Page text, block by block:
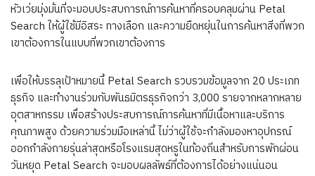
หัวเว่ยมุ่งมั่นที่จะมอบประสบการณ์การค้นหาที่ครอบคลุมผ่าน Petal
Search ให้ผู้ใช้มีอิสระ ทางเลือก และความยืดหยุ่นในการค้นหาสิ่งที่พวก
เขาต้องการในแบบที่พวกเขาต้องการ
เพื่อให้บรรลุเป้าหมายนี้ Petal Search รวบรวมข้อมูลจาก 20 ประเภท
ธุรกิจ และทำงานร่วมกับพันธมิตรธุรกิจกว่า 3,000 รายจากหลากหลาย
อุตสาหกรรม เพื่อสร้างประสบการณ์การค้นหาที่มีเนื้อหาและบริการ
คุณภาพสูง ด้วยความร่วมมือเหล่านี้ ไม่ว่าผู้ใช้จะกำลังมองหาอุปกรณ์
ออกกำลังกายรุ่นล่าสุดหรือโรงแรมสุดหรูในท้องถิ่นสำหรับการพักผ่อน
วันหยุด Petal Search จะมอบผลลัพธ์ที่ต้องการได้อย่างแน่นอน